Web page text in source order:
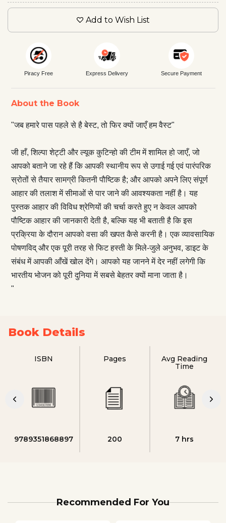
Add to Wish List
Piracy Free Express Delivery Secure Payment
About the Book
"जब हमारे पास पहले से है बेस्ट, तो फिर क्यों जाएँ हम वैस्ट"
जी हाँ, शिल्पा शेट्टी और ल्यूक कुटिन्हो की टीम में शामिल हो जाएँ, जो
आपको बताने जा रहे हैं कि आपकी स्थानीय रूप से उगाई गई एवं पारंपरिक
स्रोतों से तैयार सामग्री कितनी पौष्टिक है; और आपको अपने लिए संपूर्ण
आहार की तलाश में सीमाओं से पार जाने की आवश्यकता नहीं है। यह
पुस्तक आहार की विविध श्रेणियों की चर्चा करते हुए न केवल आपको
पौष्टिक आहार की जानकारी देती है, बल्कि यह भी बताती है कि इस
प्रक्रिया के दौरान आपको वसा की खपत कैसे करनी है। एक व्यावसायिक
पोषणविद् और एक पूरी तरह से फिट हस्ती के मिले-जुले अनुभव, डाइट के
संबंध में आपकी आँखें खोल देंगे। आपको यह जानने में देर नहीं लगेगी कि
भारतीय भोजन को पूरी दुनिया में सबसे बेहतर क्यों माना जाता है।
"
Book Details
ISBN
9789351868897
Pages
200
Avg Reading
Time
7 hrs
Recommended For You